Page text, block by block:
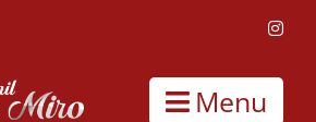
Menu